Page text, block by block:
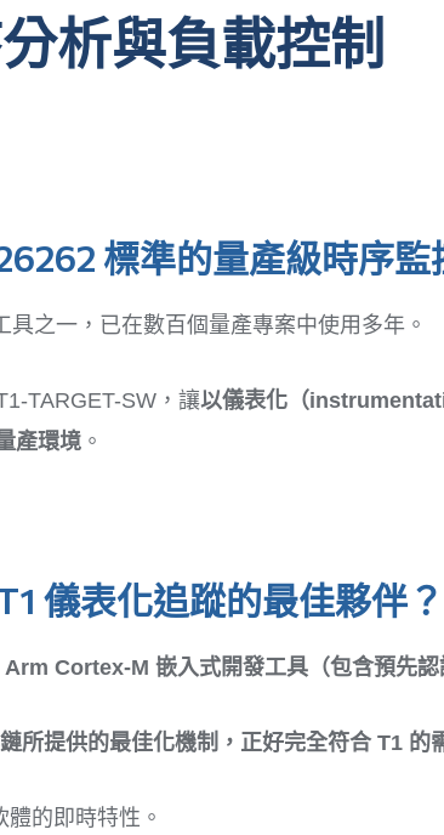
析與負載控制
標準的量產級時序
之一，已在數百個量產專案中使用多年。
TARGET-SW，讓以儀表化（
產環境 。
儀表化追蹤的最佳夥伴？
Cortex-M 嵌入式開發工具（包含預先認
所提供的最佳化機制，正好完全符合 T1 的
的即時特性。